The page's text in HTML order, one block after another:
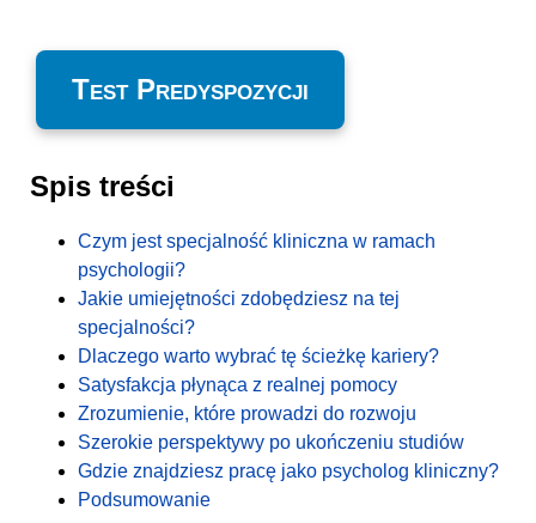
Test Predyspozycji
Spis treści
Czym jest specjalność kliniczna w ramach
psychologii?
Jakie umiejętności zdobędziesz na tej
specjalności?
Dlaczego warto wybrać tę ścieżkę kariery?
Satysfakcja płynąca z realnej pomocy
Zrozumienie, które prowadzi do rozwoju
Szerokie perspektywy po ukończeniu studiów
Gdzie znajdziesz pracę jako psycholog kliniczny?
Podsumowanie